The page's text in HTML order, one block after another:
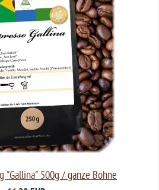
"Gallina" 500g / ganze Bohne